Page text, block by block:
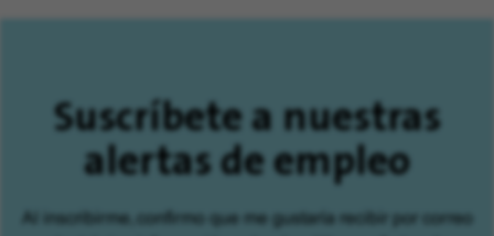
Suscríbete a nuestras
alertas de empleo
Al inscribirme, confirmo que me gustaría recibir por correo